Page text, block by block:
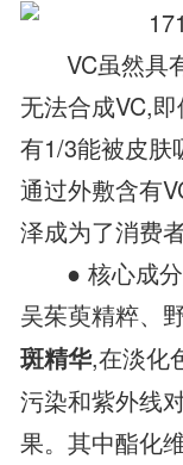
VC虽然具
无法合成VC,
有1/3能被皮肤
通过外敷含有
泽成为了消费
● 核心成
吴茱萸精粹、
斑精华,在淡化
污染和紫外线
果。其中酯化